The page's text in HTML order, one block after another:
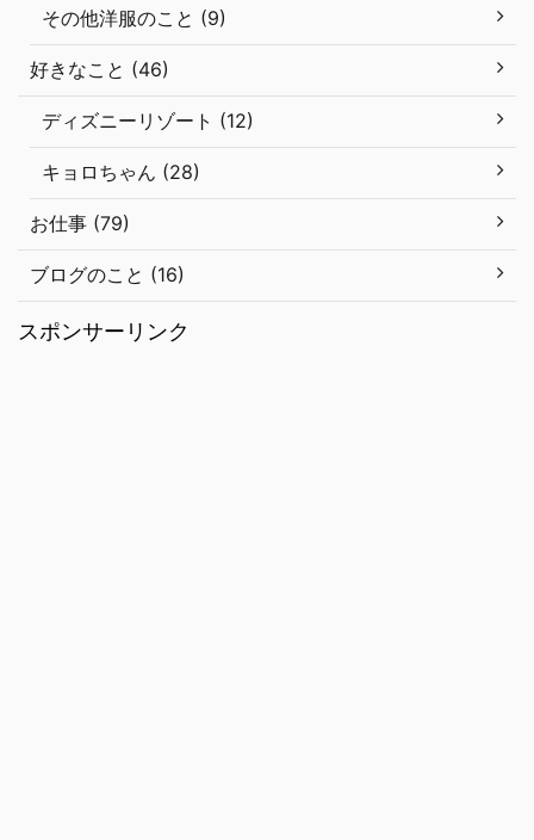
その他洋服のこと (9)
好きなこと (46)
ディズニーリゾート (12)
キョロちゃん (28)
お仕事 (79)
ブログのこと (16)
スポンサーリンク